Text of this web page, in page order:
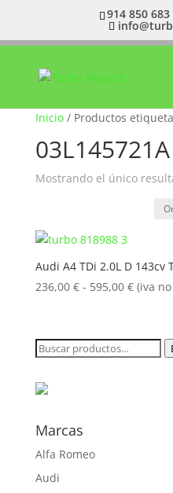
914 850
Inicio/ Productos
03L145721A
Mostrando el único
Audi A4 TDi 2.0L D 143cv
236,00 € - 595,00 €Rango
desde
236,00
(iva
Buscar
Marcas
Alfa Romeo
Audi